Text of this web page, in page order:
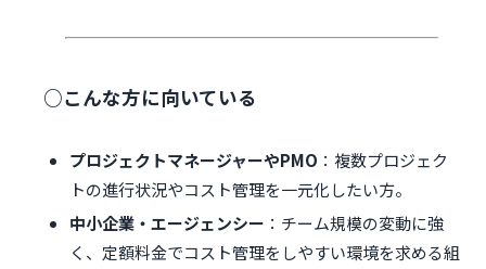
○こんな方に向いている
プロジェクトマネージャーやPMO ：複数プロジェク
トの進行状況やコスト管理を一元化したい方。
中小企業・エージェンシー ：チーム規模の変動に強
く、定額料金でコスト管理をしやすい環境を求める組